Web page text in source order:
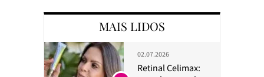
MAIS LIDOS
02.07.2026
Retinal Celimax: